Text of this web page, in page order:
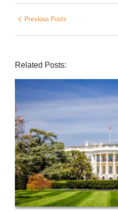
Previous Posts
Related Posts: